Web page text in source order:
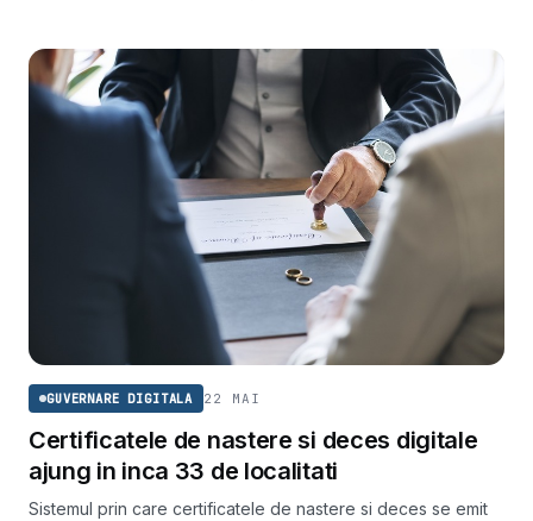
GUVERNARE DIGITALA 22 MAI
Certificatele de nastere si deces digitale
ajung in inca 33 de localitati
Sistemul prin care certificatele de nastere si deces se emit